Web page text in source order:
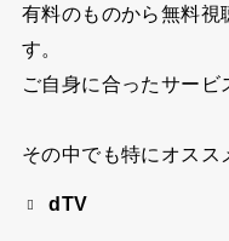
有料のものから無料視
す。
ご自身に合ったサービ
その中でも特にオスス
dTV